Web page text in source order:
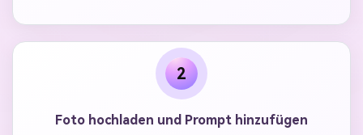
2
Foto hochladen und Prompt hinzufügen